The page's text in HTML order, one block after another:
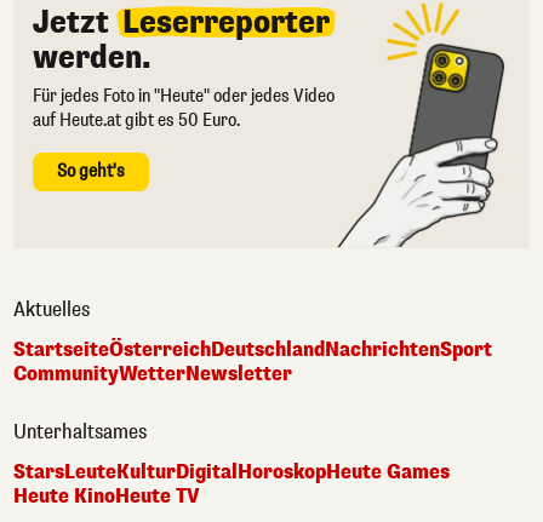
Jetzt Leserreporter
werden.
Für jedes Foto in "Heute" oder jedes Video
auf Heute.at gibt es 50 Euro.
So geht's
Aktuelles
StartseiteÖsterreichDeutschlandNachrichtenSport
CommunityWetterNewsletter
Unterhaltsames
StarsLeuteKulturDigitalHoroskopHeute Games
Heute KinoHeute TV